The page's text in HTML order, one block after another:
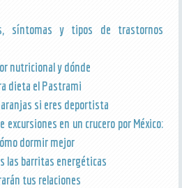
síntomas y tipos de trastornos
nutricional y dónde
dieta el Pastrami
si eres deportista
excursiones en un crucero por México:
dormir mejor
las barritas energéticas
tus relaciones